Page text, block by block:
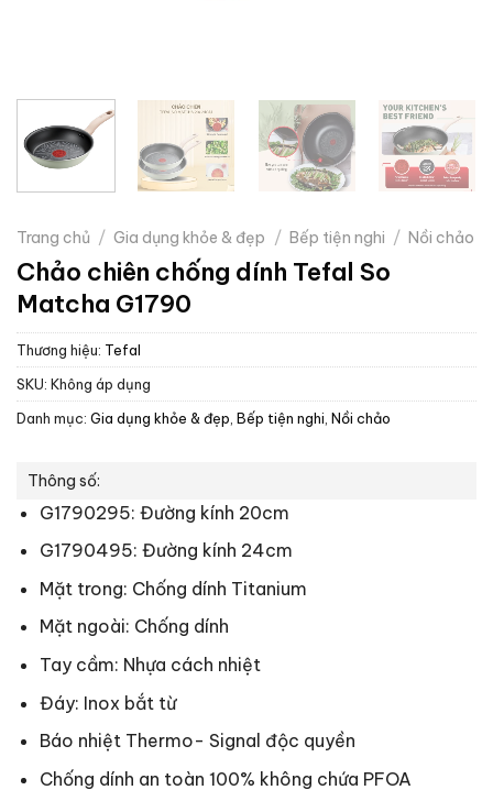
Trang chủ / Gia dụng khỏe & đẹp / Bếp tiện nghi / Nồi chảo
Chảo chiên chống dính Tefal So
Matcha G1790
Thương hiệu: Tefal
SKU: Không áp dụng
Danh mục: Gia dụng khỏe & đẹp Bếp tiện nghi Nồi chảo
Thông số:
G1790295: Đường kính 20cm
G1790495: Đường kính 24cm
Mặt trong: Chống dính Titanium
Mặt ngoài: Chống dính
Tay cầm: Nhựa cách nhiệt
Đáy: Inox bắt từ
Báo nhiệt Thermo- Signal độc quyền
Chống dính an toàn 100% không chứa PFOA